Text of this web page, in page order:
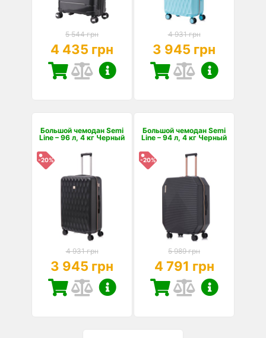
5 544 грн
4 435 грн
4 931 грн
3 945 грн
Большой чемодан Semi
Line – 96 л, 4 кг Черный
-20%
4 931 грн
3 945 грн
Большой чемодан Semi
Line – 94 л, 4 кг Черный
-20%
5 989 грн
4 791 грн